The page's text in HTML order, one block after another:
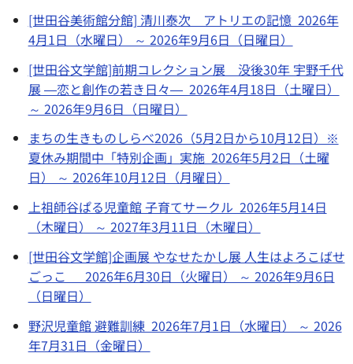
[世田谷美術館分館] 清川泰次 アトリエの記憶 2026年
4月1日（水曜日） ～ 2026年9月6日（日曜日）
[世田谷文学館]前期コレクション展 没後30年 宇野千代
展 ―恋と創作の若き日々― 2026年4月18日（土曜日）
～ 2026年9月6日（日曜日）
まちの生きものしらべ2026（5月2日から10月12日）※
夏休み期間中「特別企画」実施 2026年5月2日（土曜
日） ～ 2026年10月12日（月曜日）
上祖師谷ぱる児童館 子育てサークル 2026年5月14日
（木曜日） ～ 2027年3月11日（木曜日）
[世田谷文学館]企画展 やなせたかし展 人生はよろこばせ
ごっこ 2026年6月30日（火曜日） ～ 2026年9月6日
（日曜日）
野沢児童館 避難訓練 2026年7月1日（水曜日） ～ 2026
年7月31日（金曜日）